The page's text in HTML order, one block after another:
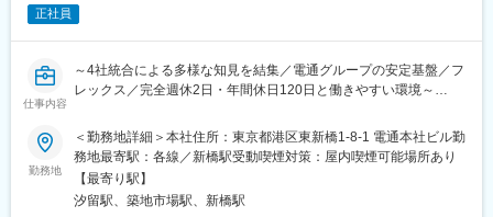
ビジュアルの方向性そのものを考え、提案し、実行まで担う。
その積み重ねが、店舗とブランドの完成度を引き上げていくポジ
ブランドの成長とともに、
「積み上がっていく」実感を得たい方。
実務経験を活かし、より高い責任と裁量を持ったデザインに挑戦
したい方をお待ちしています。
正社員
仕事内容
～4社統合による多様な知見を結集／電通グループの安定基盤／フ
レックス／完全週休2日・年間休日120日と働きやすい環境～
■職務内容：
生成AIの進化により、映像・ビジュアル制作は「効率化」だけで
なく表現そのものを再定義するフェーズに入っています。
当社では、従来のクリエイティブ職能に加え、生成AIを前提とし
た表現設計・制作プロセスを牽引できる人材を新たに迎え入れ、
勤務地
＜勤務地詳細＞本社住所：東京都港区東新橋1-8-1 電通本社ビル勤
務地最寄駅：各線／新橋駅受動喫煙対策：屋内喫煙可能場所あり
【最寄り駅】
汐留駅、築地市場駅、新橋駅